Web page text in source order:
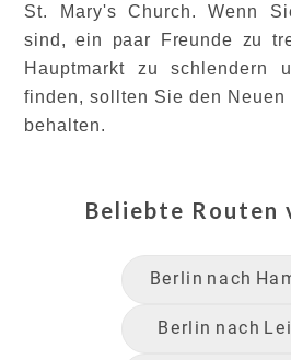
St. Mary's Church. Wenn
sind, ein paar Freunde zu
Hauptmarkt zu schlendern
finden, sollten Sie den Neuen
behalten.
Beliebte Routen
Berlin nach
Berlin nach